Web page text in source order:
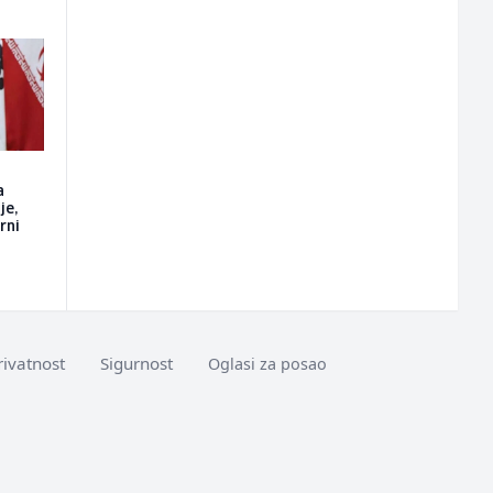
Sigurnost Oglasi za posao